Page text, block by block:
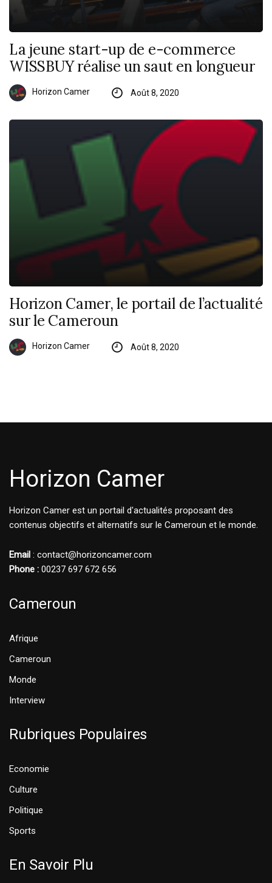
La jeune start-up de e-commerce
WISSBUY réalise un saut en longueur
Horizon Camer Août 8, 2020
Horizon Camer, le portail de l’actualité
sur le Cameroun
Horizon Camer Août 8, 2020
Horizon Camer
Horizon Camer est un portail d'actualités proposant des
contenus objectifs et alternatifs sur le Cameroun et le monde.
Email : contact@horizoncamer.com
Phone : 00237 697 672 656
Cameroun
Afrique
Cameroun
Monde
Interview
Rubriques Populaires
Economie
Culture
Politique
Sports
En Savoir Plu